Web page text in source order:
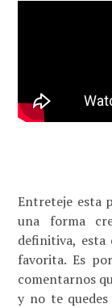
Entreteje esta
una forma
definitiva,
favorita. Es
comentarnos
y no te quedes